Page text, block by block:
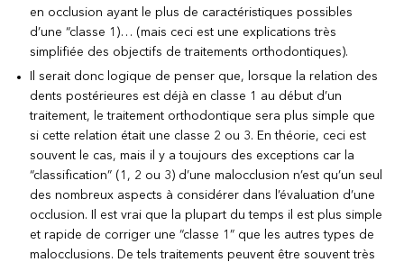
en occlusion ayant le plus de caractéristiques possibles
d’une “classe 1)… (mais ceci est une explications très
simplifiée des objectifs de traitements orthodontiques).
Il serait donc logique de penser que, lorsque la relation des
dents postérieures est déjà en classe 1 au début d’un
traitement, le traitement orthodontique sera plus simple que
si cette relation était une classe 2 ou 3. En théorie, ceci est
souvent le cas, mais il y a toujours des exceptions car la
“classification” (1, 2 ou 3) d’une malocclusion n’est qu’un seul
des nombreux aspects à considérer dans l’évaluation d’une
occlusion. Il est vrai que la plupart du temps il est plus simple
et rapide de corriger une “classe 1” que les autres types de
malocclusions. De tels traitements peuvent être souvent très